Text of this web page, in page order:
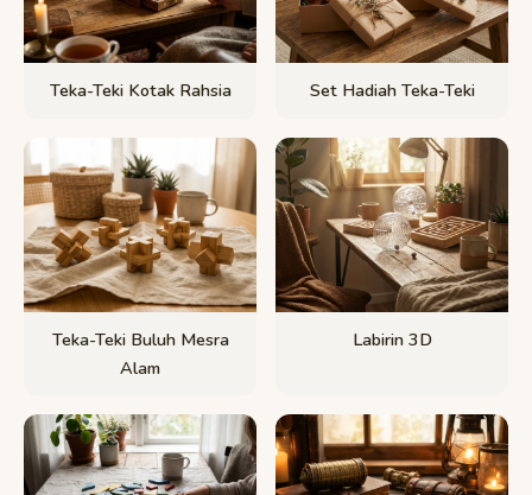
Teka-Teki Kotak Rahsia Set Hadiah Teka-Teki
Teka-Teki Buluh Mesra
Alam
Labirin 3D